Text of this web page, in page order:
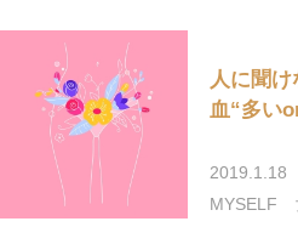
人に聞け
血“多い
2019.1.18
MYSELF